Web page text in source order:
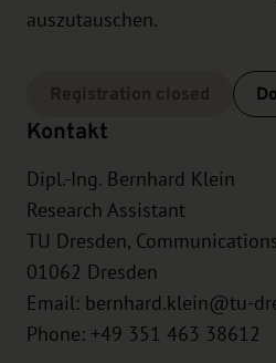
auszutauschen.
Kontakt
Dipl.-Ing. Bernhard Klein
Research Assistant
TU Dresden,
01062 Dresden
Email: bernhard.klein@tu-
Phone: +49 351 463 38612